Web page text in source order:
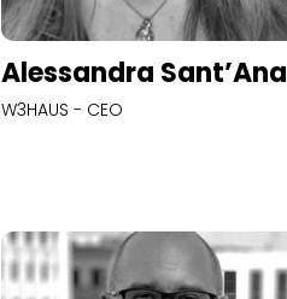
Alessandra Sant’Ana
W3HAUS - CEO